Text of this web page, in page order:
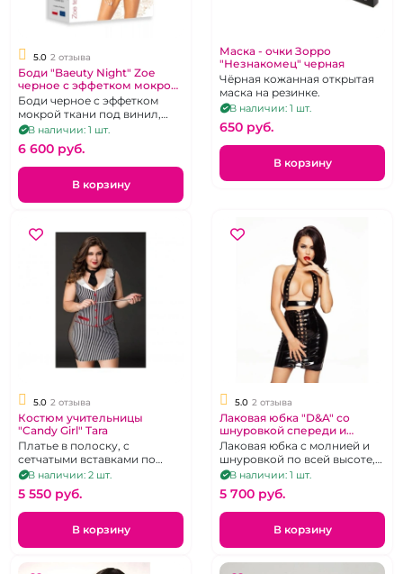
5.0 2 отзыва
Боди "Baeuty Night" Zoe
черное с эффетком мокрой
ткани
Боди черное с эффетком
мокрой ткани под винил,
открытая спина, глубокое
декольте с горловиной
американкой размер S/M
В наличии: 1 шт.
6 600 pуб.
В корзину
Маска - очки Зорро
"Незнакомец" черная
Чёрная кожанная открытая
маска на резинке.
В наличии: 1 шт.
650 pуб.
В корзину
5.0 2 отзыва
Костюм учительницы
"Candy Girl" Tara
Платье в полоску, с
сетчатыми вставками по
бокам, галстук, указка, и
стринги для создания
образа сексуальной
учительницы. р. 50-56.
В наличии: 2 шт.
5 550 pуб.
В корзину
5.0 2 отзыва
Лаковая юбка "D&A" со
шнуровкой спереди и
молнией сзади
Лаковая юбка с молнией и
шнуровкой по всей высоте,
Размер М, но тянется от 42-
В наличии: 1 шт.
5 700 pуб.
В корзину